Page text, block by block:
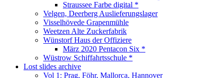
Straussee Farbe digital *
Velgen, Deerberg Auslieferungslager
Visselhövede Grapenmühle
Weetzen Alte Zuckerfabrik
Wünstorf Haus der Offiziere
März 2020 Pentacon Six *
Wüstrow Schiffahrtsschule *
Lost slides archive
Vol 1: Prag, Föhr, Mallorca, Hannover